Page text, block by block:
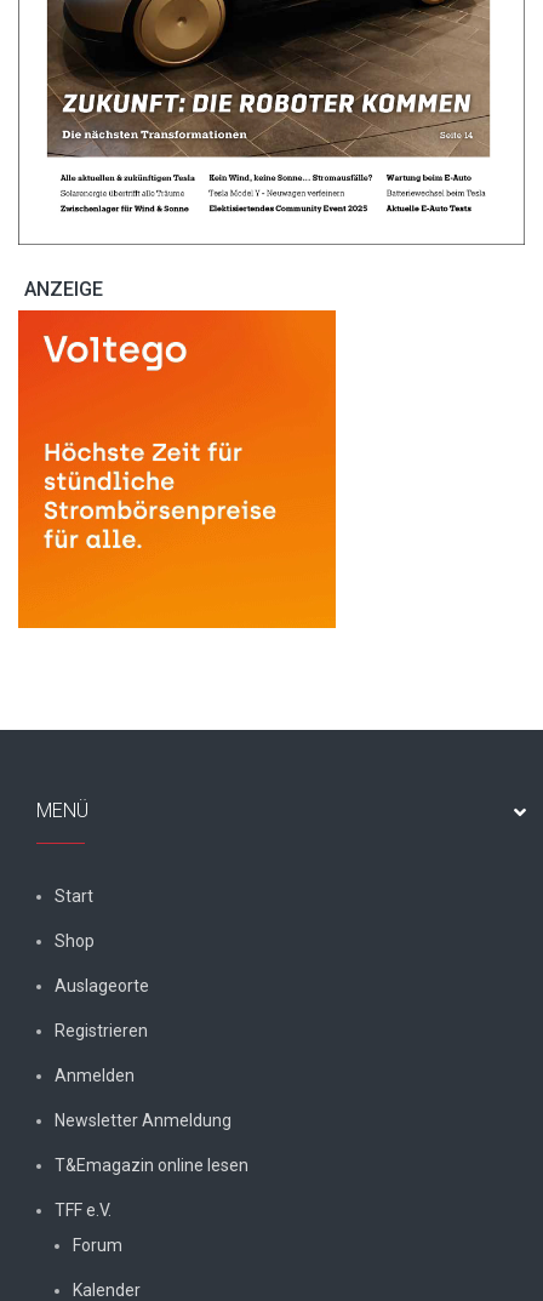
ANZEIGE
MENÜ
Start
Shop
Auslageorte
Registrieren
Anmelden
Newsletter Anmeldung
T&Emagazin online lesen
TFF e.V.
Forum
Kalender